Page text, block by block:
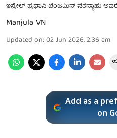
ಇಸ್ರೇಲ್ ಪ್ರಧಾನಿ ಬೆಂಜಮಿನ್ ನೆತನ್ಯಾಹು
Manjula VN
Updated on: 02 Jun 2026, 2:36 am
Add as a
on